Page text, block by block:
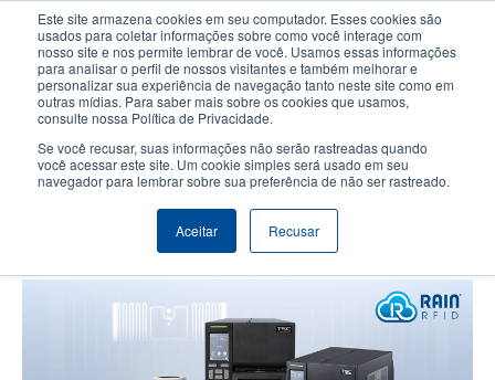
Este site armazena cookies em seu computador. Esses cookies são
usados para coletar informações sobre como você interage com
nosso site e nos permite lembrar de você. Usamos essas informações
para analisar o perfil de nossos visitantes e também melhorar e
personalizar sua experiência de navegação tanto neste site como em
outras mídias. Para saber mais sobre os cookies que usamos,
consulte nossa Política de Privacidade.
Se você recusar, suas informações não serão rastreadas quando
você acessar este site. Um cookie simples será usado em seu
navegador para lembrar sobre sua preferência de não ser rastreado.
Aceitar Recusar
conteúdo
principal
User
account
User
Header
Seletor de Produto Contactar Vendas
TSC Auto ID expande a série
MB241 com tecnologia RFID